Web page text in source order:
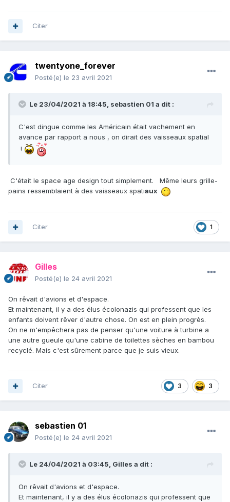
Citer
twentyone_forever
Posté(e) le 23 avril 2021
Le 23/04/2021 à 18:45, sebastien 01 a dit :
C'est dingue comme les Américain était vachement en
avance par rapport a nous , on dirait des vaisseaux spatial
!
C'était le space age design tout simplement. Même leurs grille-
pains ressemblaient à des vaisseaux spatiaux
1
Citer
Gilles
Posté(e) le 24 avril 2021
On rêvait d'avions et d'espace.
Et maintenant, il y a des élus écolonazis qui professent que les
enfants doivent rêver d'autre chose. On est en plein progrès.
On ne m'empêchera pas de penser qu'une voiture à turbine a
une autre gueule qu'une cabine de toilettes sèches en bambou
recyclé. Mais c'est sûrement parce que je suis vieux.
3 3
Citer
sebastien 01
Posté(e) le 24 avril 2021
Le 24/04/2021 à 03:45, Gilles a dit :
On rêvait d'avions et d'espace.
Et maintenant, il y a des élus écolonazis qui professent que